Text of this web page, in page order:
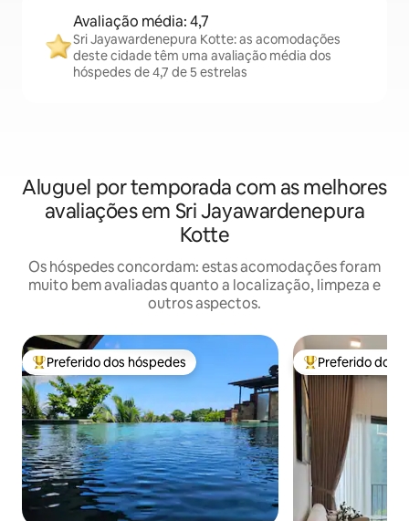
Avaliação média: 4,7
Sri Jayawardenepura Kotte: as acomodações
deste cidade têm uma avaliação média dos
hóspedes de 4,7 de 5 estrelas
Aluguel por temporada com as melhores
avaliações em Sri Jayawardenepura
Kotte
Os hóspedes concordam: estas acomodações foram
muito bem avaliadas quanto a localização, limpeza e
outros aspectos.
Entre os melhores preferidos dos hóspedes
Preferido dos hóspedes Entre os
Preferido dos